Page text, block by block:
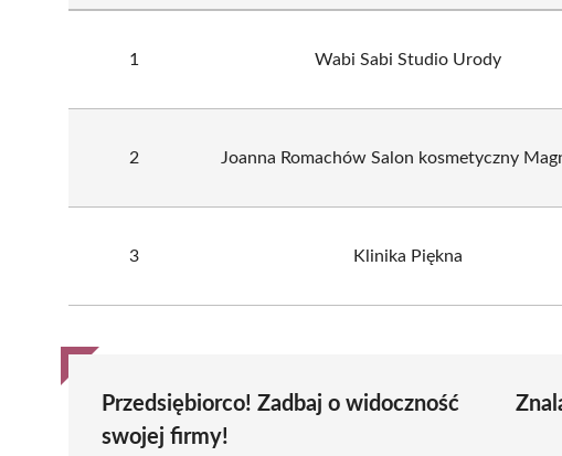
1 Wabi Sabi Studio Urody
2 Joanna Romachów Salon kosmetyczny
3 Klinika Piękna
Przedsiębiorco! Zadbaj o widoczność
swojej firmy!